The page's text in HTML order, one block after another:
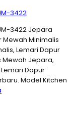
3422
3422 Jepara
Minimalis
Lemari Dapur
Mewah Jepara,
Dapur
Model Kitchen